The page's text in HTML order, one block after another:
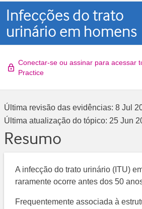
Infecções do trato
urinário em homens
Conectar-se ou assinar para acessar
Practice
Última revisão das evidências: 8 Jul
Última atualização do tópico: 25 Jun
Resumo
A infecção do trato urinário (ITU)
raramente ocorre antes dos 50
Frequentemente associada à